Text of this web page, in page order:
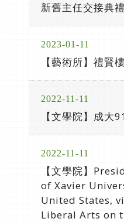
新舊主任交接典禮
2023-01-11
【藝術所】禮賢
2022-11-11
【文學院】成大
2022-11-11
【文學院】
of Xavier
United States,
Liberal Arts on